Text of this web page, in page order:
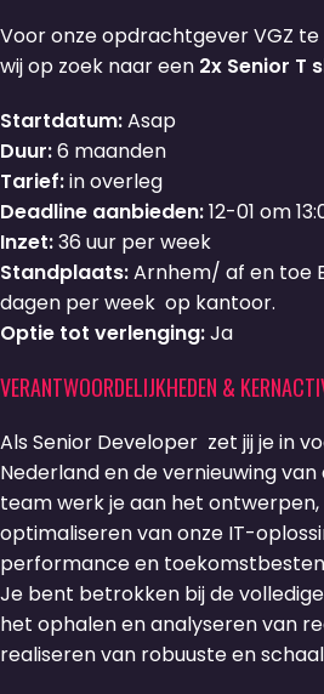
Voor onze opdrachtgever VGZ
wij op zoek naar een 2x Senior T
Startdatum:Asap
Duur:6 maanden
Tarief:in overleg
Deadline aanbieden:12-01 om
Inzet:36 uur per week
Standplaats:Arnhem/ af en toe
dagen per week op kantoor.
Optie tot verlenging:Ja
VERANTWOORDELIJKHEDEN &
Als Senior Developer zet jij je in
Nederland en de vernieuwing
team werk je aan het
optimaliseren van onze IT-
performance en
Je bent betrokken bij de
het ophalen en analyseren van
realiseren van robuuste en